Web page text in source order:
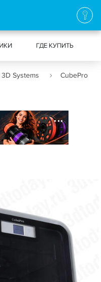
ГДЕ КУПИТЬ
3D Systems
CubePro